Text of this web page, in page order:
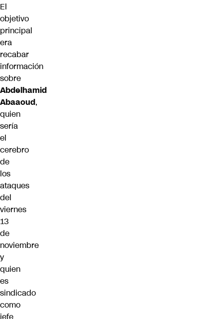
El
objetivo
principal
era
recabar
información
sobre
Abdelhamid
Abaaoud,
quien
sería
el
cerebro
de
los
ataques
del
viernes
13
de
noviembre
y
quien
es
sindicado
como
jefe